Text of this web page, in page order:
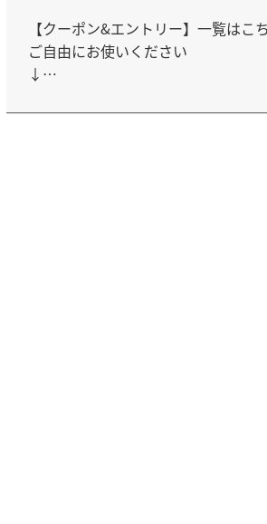
【クーポン&エントリー】一覧はこ
ご自由にお使いください
↓